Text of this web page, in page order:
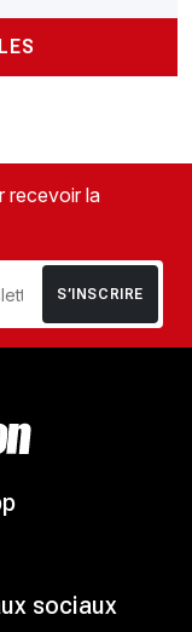
recevoir la
S’INSCRIRE
sociaux